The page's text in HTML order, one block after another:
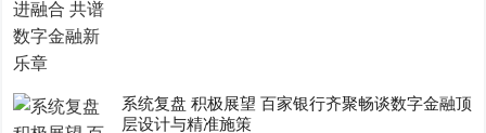
系统复盘 积极展望 百家银行齐聚畅谈数字金融顶
层设计与精准施策